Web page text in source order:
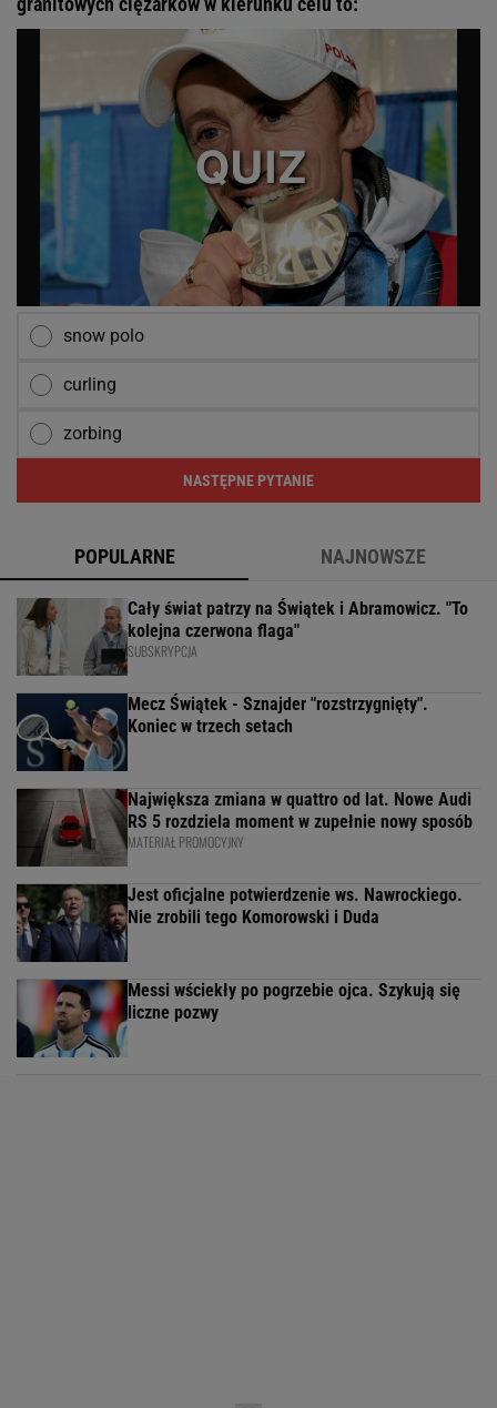
snow polo
curling
zorbing
NASTĘPNE PYTANIE
POPULARNE NAJNOWSZE
Cały świat patrzy na Świątek i Abramowicz. "To
kolejna czerwona flaga"
SUBSKRYPCJA
Mecz Świątek - Sznajder "rozstrzygnięty".
Koniec w trzech setach
Największa zmiana w quattro od lat. Nowe Audi
RS 5 rozdziela moment w zupełnie nowy sposób
MATERIAŁ PROMOCYJNY
Jest oficjalne potwierdzenie ws. Nawrockiego.
Nie zrobili tego Komorowski i Duda
Messi wściekły po pogrzebie ojca. Szykują się
liczne pozwy